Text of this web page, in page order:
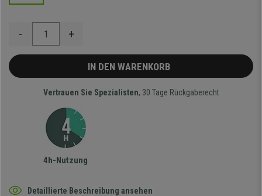
- +
IN DEN WARENKORB
Vertrauen Sie Spezialisten, 30 Tage Rückgaberecht
4h-Nutzung
Detaillierte Beschreibung ansehen